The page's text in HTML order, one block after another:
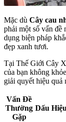
Mặc dù Cây cau
phải một số vấn đề
dụng biện pháp
đẹp xanh tươi.
Tại Thế Giới Cây
của bạn không
giải quyết hiệu quả
Vấn Đề
Thường
Gặp
Dấu